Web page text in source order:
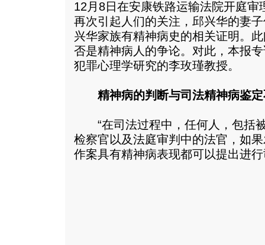
12月8日在安康铁路运输法院开庭审
再次引起人们的关注，邱兴华的妻
兴华家族有精神病史的相关证明。
否是精神病人的争论。对此，本报
犯罪心理学研究的李玫瑾教授。
精神病的判断与司法精神病鉴
“在司法过程中，任何人，包括
检察官以及法庭审判中的法官，如
作案具有精神病表现都可以提出进